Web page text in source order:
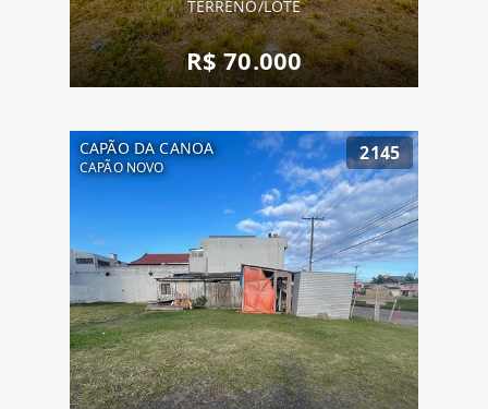
TERRENO/LOTE
R$ 70.000
CAPÃO DA CANOA
CAPÃO NOVO
2145